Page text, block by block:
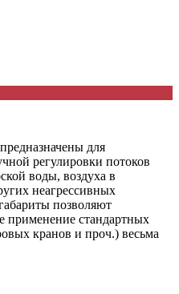
для
регулировки потоков
воды, воздуха в
неагрессивных
позволяют
применение стандартных
кранов и проч.) весьма